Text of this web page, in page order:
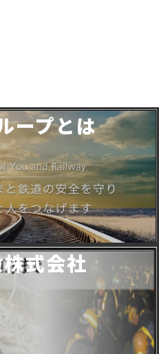
ープとは
式会社